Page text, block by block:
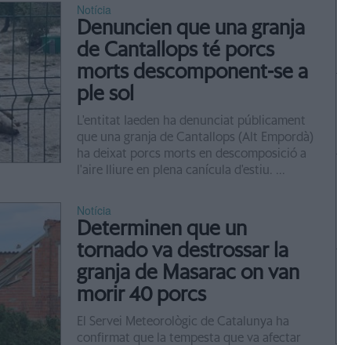
Notícia
Denuncien que una granja
de Cantallops té porcs
morts descomponent-se a
ple sol
L'entitat Iaeden ha denunciat públicament
que una granja de Cantallops (Alt Empordà)
ha deixat porcs morts en descomposició a
l'aire lliure en plena canícula d'estiu. ...
Notícia
Determinen que un
tornado va destrossar la
granja de Masarac on van
morir 40 porcs
El Servei Meteorològic de Catalunya ha
confirmat que la tempesta que va afectar